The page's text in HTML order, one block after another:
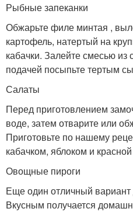
Рыбные запеканки
Обжарьте филе минтая ,
картофель, натертый на
кабачки. Залейте смесью
подачей посыпьте тертым
Салаты
Перед приготовлением
воде, затем отварите или
Приготовьте по нашему
кабачком, яблоком и
Овощные пироги
Еще один отличный
Вкусным получается